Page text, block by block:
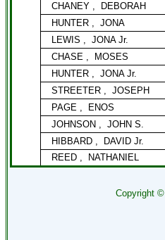
CHANEY ,
DEBORAH
HUNTER , JONA
LEWIS , JONA Jr.
CHASE ,
MOSES
HUNTER , JONA Jr.
STREETER , JOSEPH
PAGE ,
ENOS
JOHNSON , JOHN S.
HIBBARD ,
DAVID Jr.
REED ,
NATHANIEL
Copyright ©